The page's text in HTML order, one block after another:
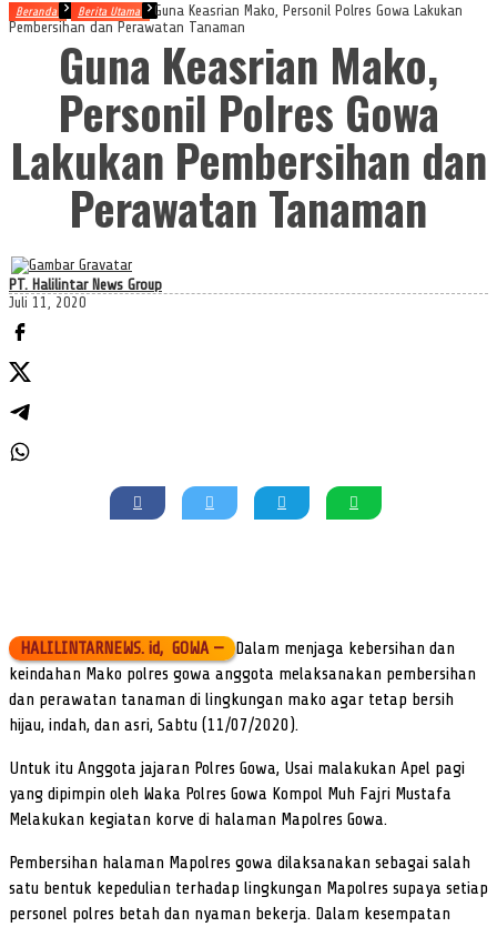
Beranda Berita Utama
Guna Keasrian Mako, Personil Polres Gowa Lakukan
Pembersihan dan Perawatan Tanaman
Guna Keasrian Mako,
Personil Polres Gowa
Lakukan Pembersihan dan
Perawatan Tanaman
PT. Halilintar News Group
Juli 11, 2020
HALILINTARNEWS. id, GOWA — Dalam menjaga kebersihan dan
keindahan Mako polres gowa anggota melaksanakan pembersihan
dan perawatan tanaman di lingkungan mako agar tetap bersih
hijau, indah, dan asri, Sabtu (11/07/2020).
Untuk itu Anggota jajaran Polres Gowa, Usai malakukan Apel pagi
yang dipimpin oleh Waka Polres Gowa Kompol Muh Fajri Mustafa
Melakukan kegiatan korve di halaman Mapolres Gowa.
Pembersihan halaman Mapolres gowa dilaksanakan sebagai salah
satu bentuk kepedulian terhadap lingkungan Mapolres supaya setiap
personel polres betah dan nyaman bekerja. Dalam kesempatan